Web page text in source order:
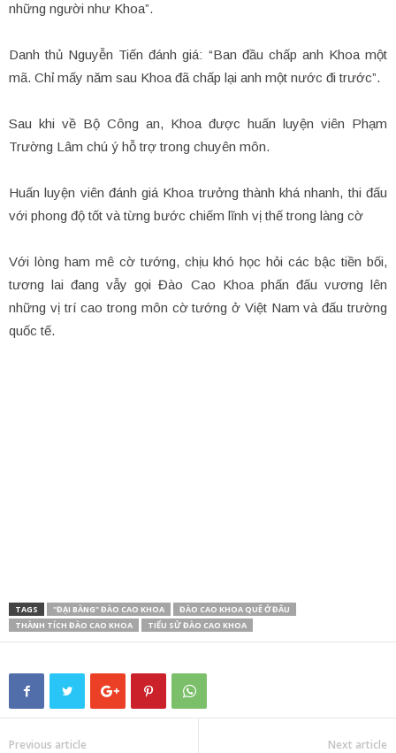
những người như Khoa”.
Danh thủ Nguyễn Tiến đánh giá: “Ban đầu chấp anh Khoa một
mã. Chỉ mấy năm sau Khoa đã chấp lại anh một nước đi trước”.
Sau khi về Bộ Công an, Khoa được huấn luyện viên Phạm
Trường Lâm chú ý hỗ trợ trong chuyên môn.
Huấn luyện viên đánh giá Khoa trưởng thành khá nhanh, thi đấu
với phong độ tốt và từng bước chiếm lĩnh vị thế trong làng cờ
Với lòng ham mê cờ tướng, chịu khó học hỏi các bậc tiền bối,
tương lai đang vẫy gọi Đào Cao Khoa phấn đấu vương lên
những vị trí cao trong môn cờ tướng ở Việt Nam và đấu trường
quốc tế.
TAGS "ĐẠI BÀNG" ĐÀO CAO KHOA
ĐÀO CAO KHOA QUÊ Ở ĐÂU
THÀNH TÍCH ĐÀO CAO KHOA
TIỂU SỬ ĐÀO CAO KHOA
Previous article Next article